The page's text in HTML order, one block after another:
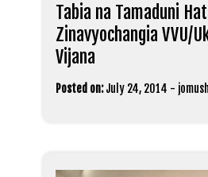
Tabia na Tamaduni
Zinavyochangia VVU/
Vijana
Posted on: July 24, 2014 -